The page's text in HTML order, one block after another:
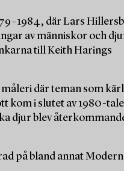
där Lars
av människor och
till Keith Harings
där teman som
kom i slutet av 1980-
djur blev
på bland annat